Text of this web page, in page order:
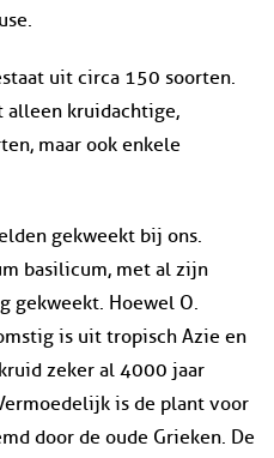
uit circa 150 soorten.
alleen kruidachtige,
maar ook enkele
gekweekt bij ons.
basilicum, met al zijn
Hoewel O.
is uit tropisch Azie en
zeker al 4000 jaar
is de plant voor
door de oude Grieken. De